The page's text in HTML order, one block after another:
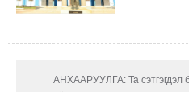
АНХААРУУЛГА: Та сэтгэгдэл